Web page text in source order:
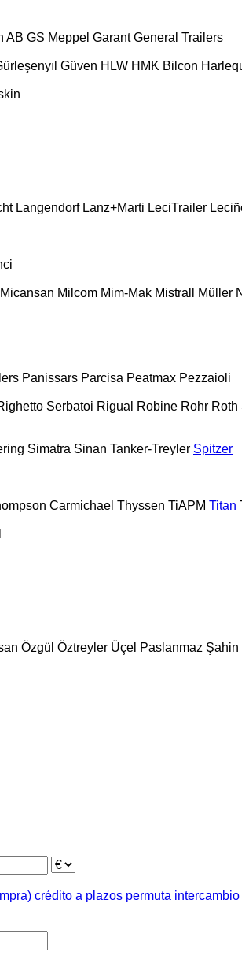
AB GS Meppel Garant General Trailers
Güven HLW HMK Bilcon
Langendorf Lanz+Marti LeciTrailer
Micansan Milcom Mim-Mak Mistrall Müller
Panissars Parcisa Peatmax Pezzaioli
Serbatoi Rigual Robine Rohr Roth
Simatra Sinan Tanker-Treyler Spitzer
Carmichael Thyssen TiAPM Titan
Özgül Öztreyler Üçel Paslanmaz Şahin
crédito a plazos permuta intercambio